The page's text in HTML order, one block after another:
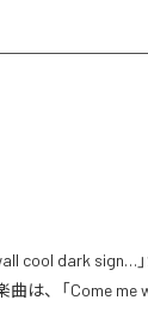
cool dark sign…
は、「Come me